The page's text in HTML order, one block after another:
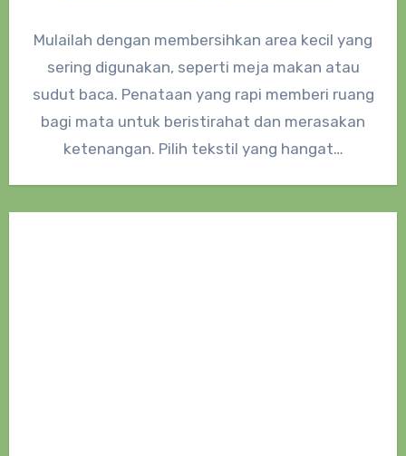
Mulailah dengan membersihkan area kecil yang
sering digunakan, seperti meja makan atau
sudut baca. Penataan yang rapi memberi ruang
bagi mata untuk beristirahat dan merasakan
ketenangan. Pilih tekstil yang hangat…